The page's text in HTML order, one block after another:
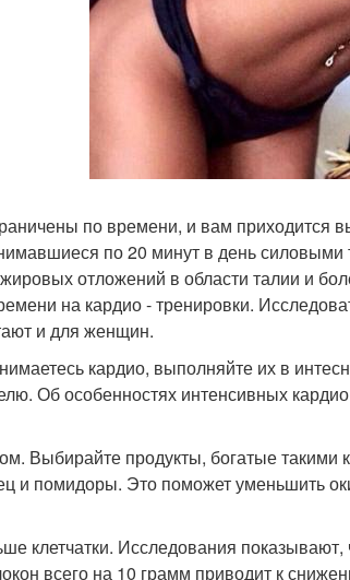
по времени, и вам приходится
по 20 минут в день
отложений в области талии и
на кардио - тренировки.
и для женщин.
кардио, выполняйте их в
Об особенностях интенсивных
Выбирайте продукты, богатые такими
и помидоры. Это поможет уменьшить
клетчатки. Исследования
всего на 10 грамм приводит к